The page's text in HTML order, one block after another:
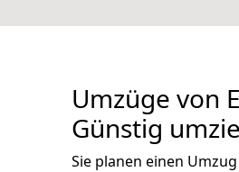
Umzüge von
Günstig
Sie planen einen